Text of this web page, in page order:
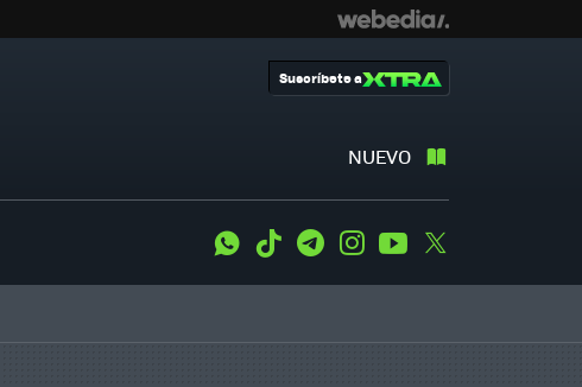
NUEVO
Suscríbete a
WhatsApp
Tiktok TelegramInstagramYoutube